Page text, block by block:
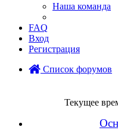
Наша команда
FAQ
Вход
Регистрация
Список форумов
Текущее